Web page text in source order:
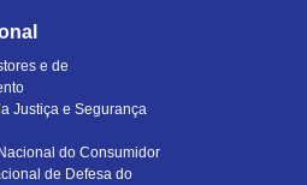
e de
Justiça e Segurança
do Consumidor
de Defesa do